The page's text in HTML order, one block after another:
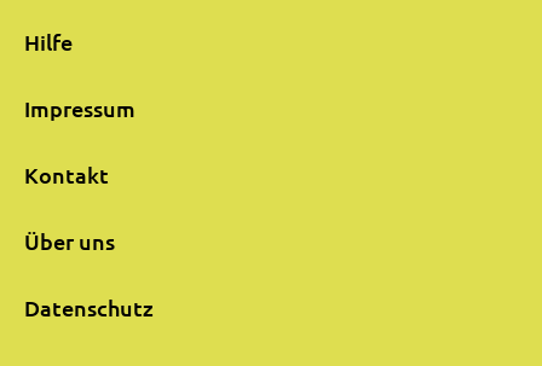
Hilfe
Impressum
Kontakt
Über uns
Datenschutz